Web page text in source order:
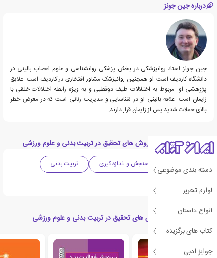
دسته بندی موضوعی
لوازم تحریر
انواع داستان
کتاب های برگزیده
جوایز ادبی
درباره جین جونز
جین جونز استاد روانپزشکی در بخش پزشکی روانشناسی و علوم اعصاب بالینی در
دانشگاه کاردیف است. او همچنین روانپزشک مشاور افتخاری در کاردیف است. علایق
پژوهشی او مربوط به اختلالات طیف دوقطبی و به ویژه رابطه اختلالات خلقی با
زایمان است. علاقه بالینی او در شناسایی و مدیریت زنانی است که در معرض خطر
بالای حملات شدید پس از زایمان قرار دارند.
دسته بندی های کتاب روش های تحقیق در تربیت بدنی و علوم ورزشی
آمار،سنجش و اندازه گیری
تربیت بدنی
کتاب های مرتبط با روش های تحقیق در تربیت بدنی و علوم ورزشی